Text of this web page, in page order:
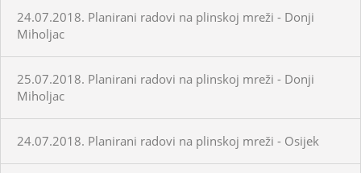
24.07.2018. Planirani radovi na plinskoj mreži - Donji
Miholjac
25.07.2018. Planirani radovi na plinskoj mreži - Donji
Miholjac
24.07.2018. Planirani radovi na plinskoj mreži - Osijek